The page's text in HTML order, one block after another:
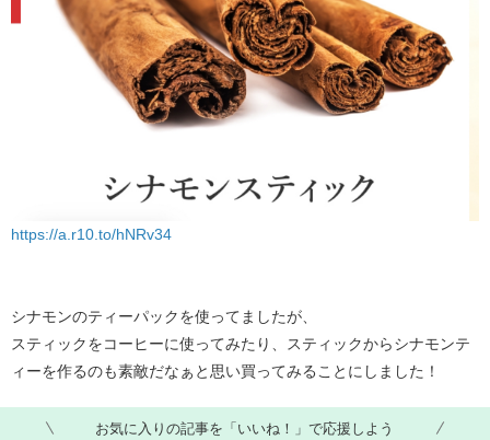
https://a.r10.to/hNRv34
シナモンのティーパックを使ってましたが、
スティックをコーヒーに使ってみたり、スティックからシナモンテ
ィーを作るのも素敵だなぁと思い買ってみることにしました！
お気に入りの記事を「いいね！」で応援しよう